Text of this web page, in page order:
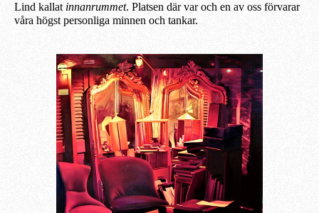
Lind kallat innanrummet. Platsen där var och en av oss förvarar
våra högst personliga minnen och tankar.